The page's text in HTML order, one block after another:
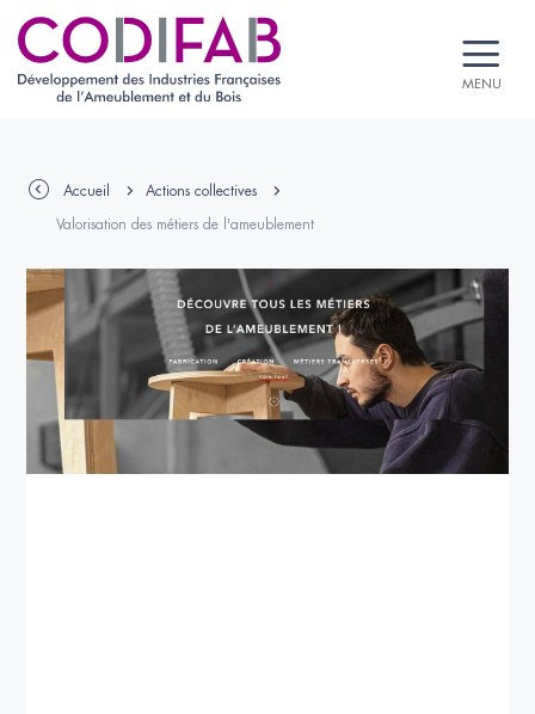
MENU
Accueil Actions collectives
Valorisation des métiers de l'ameublement